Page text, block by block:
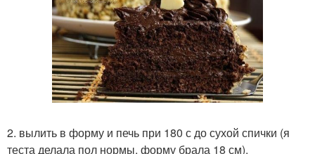
2. вылить в форму и печь при 180 с до сухой спички (я
теста делала пол нормы, форму брала 18 см).